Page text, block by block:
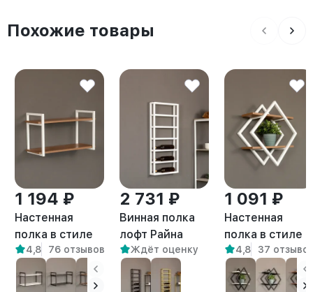
Похожие товары
1 194 ₽
Настенная
полка в стиле
лофт Онега
амаретто
4,8 76 отзывов
2 731 ₽
Винная полка
лофт Райна
белый
Ждёт оценку
1 091 ₽
Настенная
полка в стиле
лофт Вилен
белый/
амаретто
4,8 37